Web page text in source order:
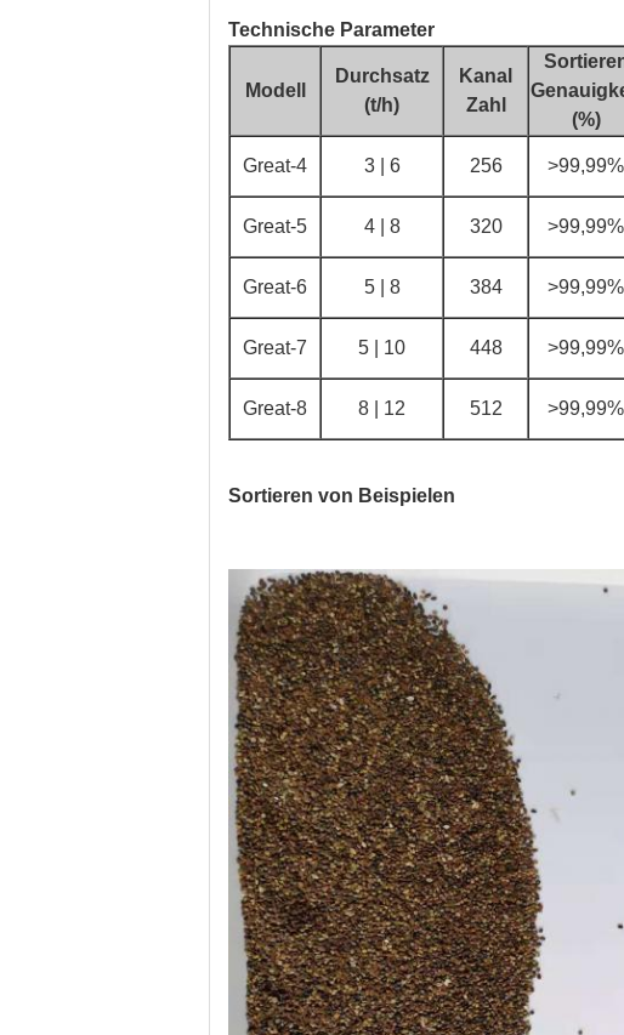
Technische Parameter
Modell
Durchsatz
(t/h)
Kanal
Zahl
(%)
Great-4 3 | 6 256 >99,99%
Great-5 4 | 8 320 >99,99%
Great-6 5 | 8 384 >99,99%
Great-7 5 | 10 448 >99,99%
Great-8 8 | 12 512 >99,99%
Sortieren von Beispielen